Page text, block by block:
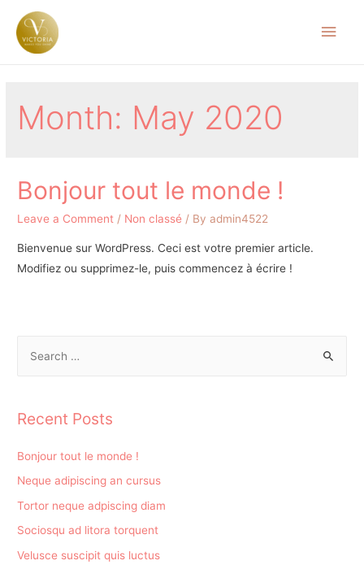
Month: May 2020
Bonjour tout le monde !
Leave a Comment / Non classé / Byadmin4522
Bienvenue sur WordPress. Ceci est votre premier article.
Modifiez ou supprimez-le, puis commencez à écrire !
Recent Posts
Bonjour tout le monde !
Neque adipiscing an cursus
Tortor neque adpiscing diam
Sociosqu ad litora torquent
Velusce suscipit quis luctus